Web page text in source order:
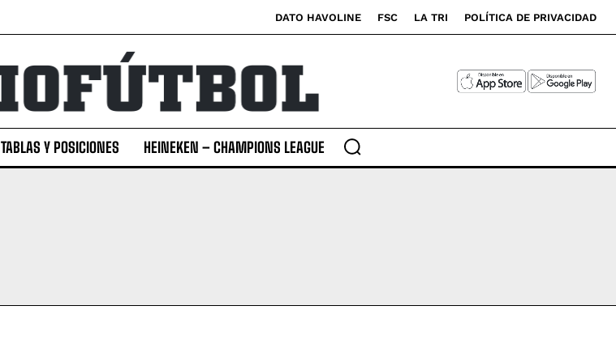
DATO HAVOLINE FSC LA TRI POLÍTICA DE PRIVACIDAD
TABLAS Y POSICIONES HEINEKEN – CHAMPIONS LEAGUE